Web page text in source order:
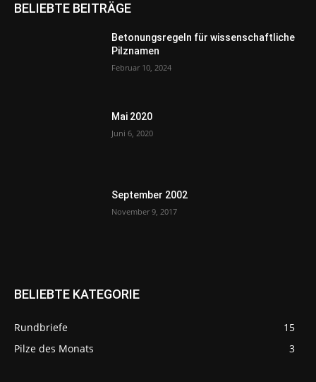
BELIEBTE BEITRÄGE
Betonungsregeln für wissenschaftliche
Pilznamen
Februar 10, 2024
Mai 2020
Juni 6, 2020
September 2002
November 9, 2017
BELIEBTE KATEGORIE
Rundbriefe
15
Pilze des Monats
3